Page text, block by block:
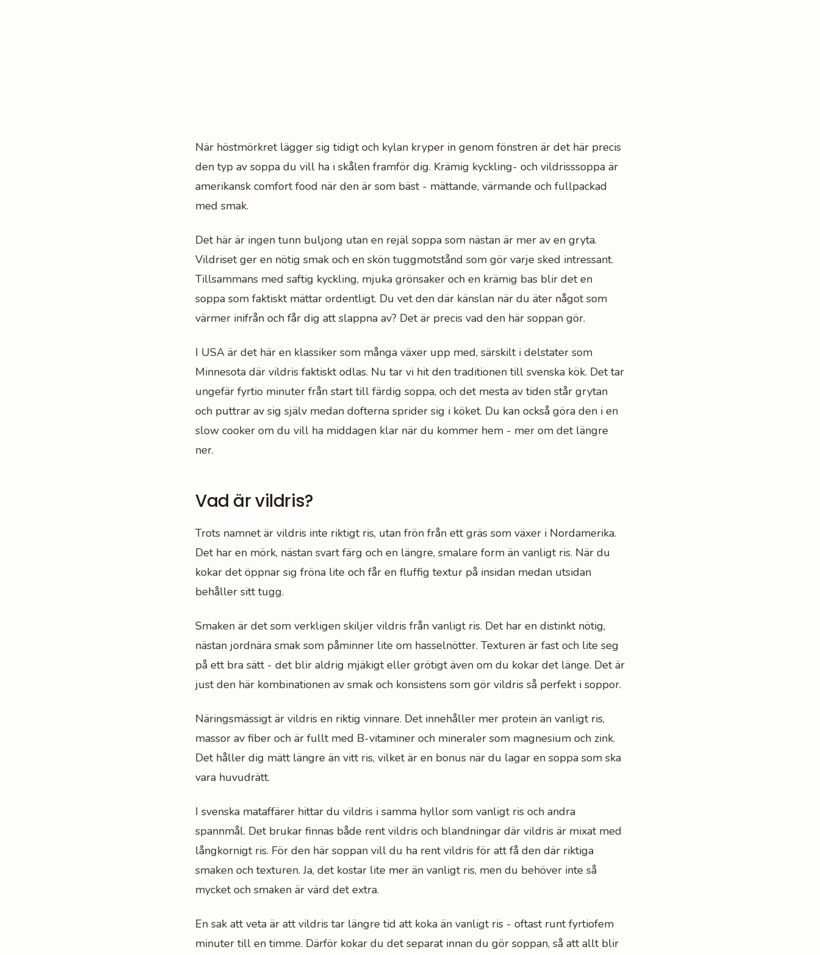
När höstmörkret lägger sig tidigt och kylan kryper in genom fönstren är det här precis
den typ av soppa du vill ha i skålen framför dig. Krämig kyckling- och vildrisssoppa är
amerikansk comfort food när den är som bäst - mättande, värmande och fullpackad
med smak.
Det här är ingen tunn buljong utan en rejäl soppa som nästan är mer av en gryta.
Vildriset ger en nötig smak och en skön tuggmotstånd som gör varje sked intressant.
Tillsammans med saftig kyckling, mjuka grönsaker och en krämig bas blir det en
soppa som faktiskt mättar ordentligt. Du vet den där känslan när du äter något som
värmer inifrån och får dig att slappna av? Det är precis vad den här soppan gör.
I USA är det här en klassiker som många växer upp med, särskilt i delstater som
Minnesota där vildris faktiskt odlas. Nu tar vi hit den traditionen till svenska kök. Det tar
ungefär fyrtio minuter från start till färdig soppa, och det mesta av tiden står grytan
och puttrar av sig själv medan dofterna sprider sig i köket. Du kan också göra den i en
slow cooker om du vill ha middagen klar när du kommer hem - mer om det längre
ner.
Vad är vildris?
Trots namnet är vildris inte riktigt ris, utan frön från ett gräs som växer i Nordamerika.
Det har en mörk, nästan svart färg och en längre, smalare form än vanligt ris. När du
kokar det öppnar sig fröna lite och får en fluffig textur på insidan medan utsidan
behåller sitt tugg.
Smaken är det som verkligen skiljer vildris från vanligt ris. Det har en distinkt nötig,
nästan jordnära smak som påminner lite om hasselnötter. Texturen är fast och lite seg
på ett bra sätt - det blir aldrig mjäkigt eller grötigt även om du kokar det länge. Det är
just den här kombinationen av smak och konsistens som gör vildris så perfekt i soppor.
Näringsmässigt är vildris en riktig vinnare. Det innehåller mer protein än vanligt ris,
massor av fiber och är fullt med B-vitaminer och mineraler som magnesium och zink.
Det håller dig mätt längre än vitt ris, vilket är en bonus när du lagar en soppa som ska
vara huvudrätt.
I svenska mataffärer hittar du vildris i samma hyllor som vanligt ris och andra
spannmål. Det brukar finnas både rent vildris och blandningar där vildris är mixat med
långkornigt ris. För den här soppan vill du ha rent vildris för att få den där riktiga
smaken och texturen. Ja, det kostar lite mer än vanligt ris, men du behöver inte så
mycket och smaken är värd det extra.
En sak att veta är att vildris tar längre tid att koka än vanligt ris - oftast runt fyrtiofem
minuter till en timme. Därför kokar du det separat innan du gör soppan, så att allt blir